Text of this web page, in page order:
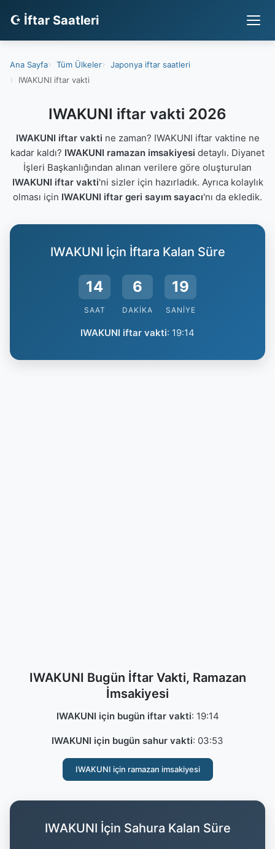
☪ İftar Saatleri
Ana Sayfa Tüm Ülkeler
Japonya iftar saatleri
IWAKUNI iftar vakti
IWAKUNI iftar vakti 2026
IWAKUNI iftar vakti ne zaman? IWAKUNI iftar vaktine ne
kadar kaldı? IWAKUNI ramazan imsakiyesi detaylı. Diyanet
İşleri Başkanlığından alınan verilere göre oluşturulan
IWAKUNI iftar vakti'ni sizler için hazırladık. Ayrıca kolaylık
olması için IWAKUNI iftar geri sayım sayacı'nı da ekledik.
IWAKUNI İçin İftara Kalan Süre
14
SAAT
6
DAKIKA
18
SANIYE
IWAKUNI iftar vakti: 19:14
IWAKUNI Bugün İftar Vakti, Ramazan
İmsakiyesi
IWAKUNI için bugün iftar vakti: 19:14
IWAKUNI için bugün sahur vakti: 03:53
IWAKUNI için ramazan imsakiyesi
IWAKUNI İçin Sahura Kalan Süre